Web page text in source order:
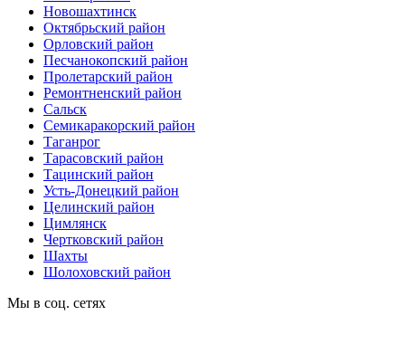
Новошахтинск
Октябрьский район
Орловский район
Песчанокопский район
Пролетарский район
Ремонтненский район
Сальск
Семикаракорский район
Таганрог
Тарасовский район
Тацинский район
Усть-Донецкий район
Целинский район
Цимлянск
Чертковский район
Шахты
Шолоховский район
Мы в соц. сетях